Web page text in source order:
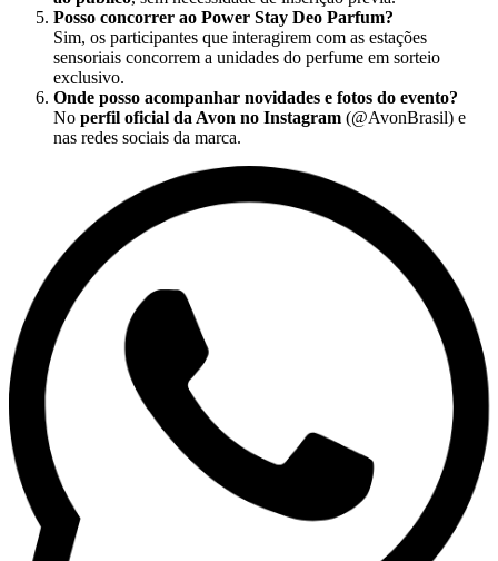
Posso concorrer ao Power Stay Deo Parfum?
Sim, os participantes que interagirem com as estações
sensoriais concorrem a unidades do perfume em sorteio
exclusivo.
Onde posso acompanhar novidades e fotos do evento?
No perfil oficial da Avon no Instagram (@AvonBrasil) e
nas redes sociais da marca.